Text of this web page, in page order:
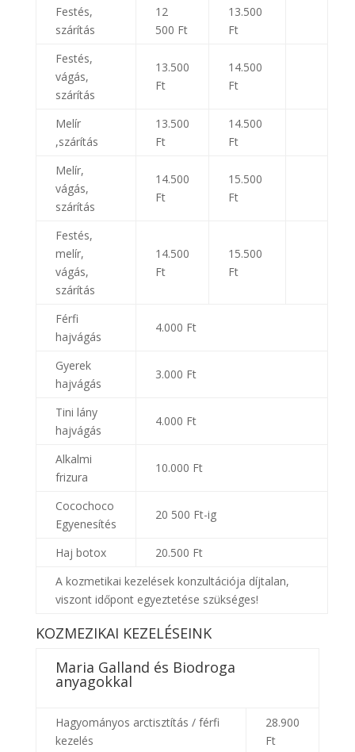
Festés,
szárítás
12
500 Ft
13.500
Ft
Festés,
vágás,
szárítás
13.500
Ft
14.500
Ft
Melír
,szárítás
13.500
Ft
14.500
Ft
Melír,
vágás,
szárítás
14.500
Ft
15.500
Ft
Festés,
melír,
vágás,
szárítás
14.500
Ft
15.500
Ft
Férfi
hajvágás
4.000 Ft
Gyerek
hajvágás
3.000 Ft
Tini lány
hajvágás
4.000 Ft
Alkalmi
frizura
10.000 Ft
Cocochoco
Egyenesítés
20 500 Ft-ig
Haj botox
20.500 Ft
A kozmetikai kezelések konzultációja díjtalan,
viszont időpont egyeztetése szükséges!
KOZMEZIKAI KEZELÉSEINK
Maria Galland és Biodroga
anyagokkal
Hagyományos arctisztítás / férfi
kezelés
28.900
Ft